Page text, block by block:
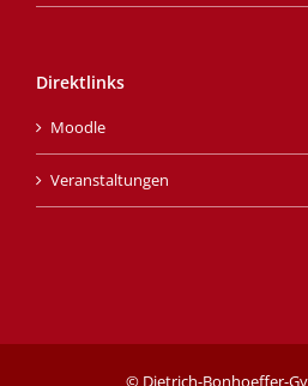
Direktlinks
Moodle
Veranstaltungen
© Dietrich-Bonhoeffer-